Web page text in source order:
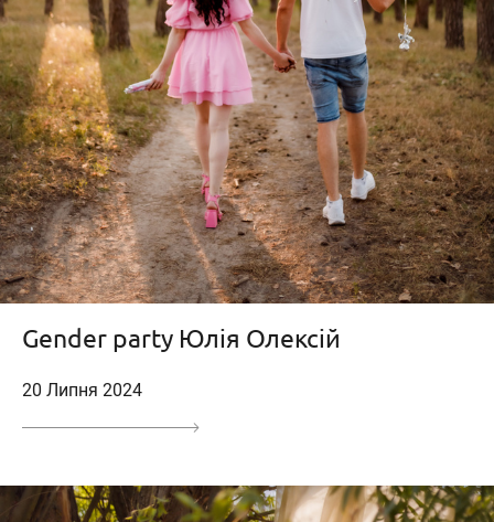
Gender party Юлія Олексій
20 Липня 2024